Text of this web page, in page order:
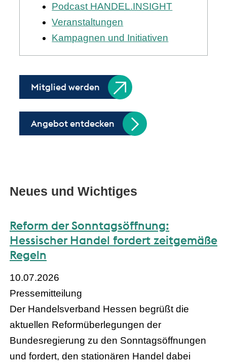
Podcast HANDEL.INSIGHT
Veranstaltungen
Kampagnen und Initiativen
Mitglied werden
Angebot entdecken
Neues und Wichtiges
Reform der Sonntagsöffnung:
Hessischer Handel fordert zeitgemäße
Regeln
10.07.2026
Pressemitteilung
Der Handelsverband Hessen begrüßt die
aktuellen Reformüberlegungen der
Bundesregierung zu den Sonntagsöffnungen
und fordert, den stationären Handel dabei